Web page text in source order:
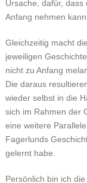
Ursache, dafür, dass
Anfang nehmen kann.
Gleichzeitig macht
jeweiligen
nicht zu Anfang
Die daraus
wieder selbst in die
sich im Rahmen der
eine weitere
Fagerlunds
gelernt habe.
Persönlich bin ich